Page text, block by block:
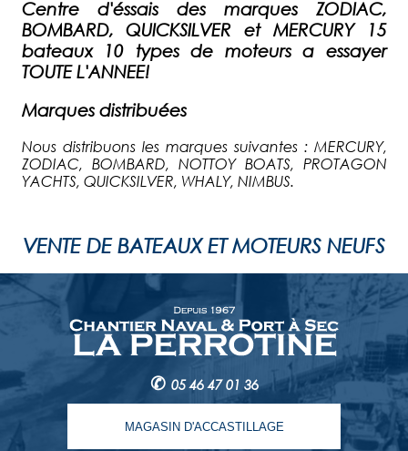
Centre d'éssais des marques ZODIAC,
BOMBARD, QUICKSILVER et MERCURY 15
bateaux 10 types de moteurs a essayer
TOUTE L'ANNEE!
Marques distribuées
Nous distribuons les marques suivantes : MERCURY,
ZODIAC, BOMBARD, NOTTOY BOATS, PROTAGON
YACHTS, QUICKSILVER, WHALY, NIMBUS.
VENTE DE BATEAUX ET MOTEURS NEUFS
✆ 05 46 47 01 36
MAGASIN D'ACCASTILLAGE